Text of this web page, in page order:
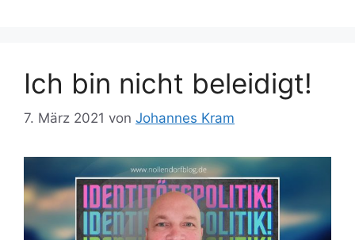
Ich bin nicht beleidigt!
7. März 2021 von Johannes Kram